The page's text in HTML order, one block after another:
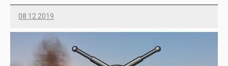
08.12.2019
Imatvey